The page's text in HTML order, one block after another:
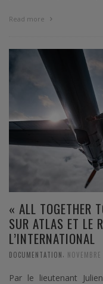
Read more
« ALL TOGETHER
SUR ATLAS ET LE
L’INTERNATIONAL
DOCUMENTATION,
Par le lieutenant